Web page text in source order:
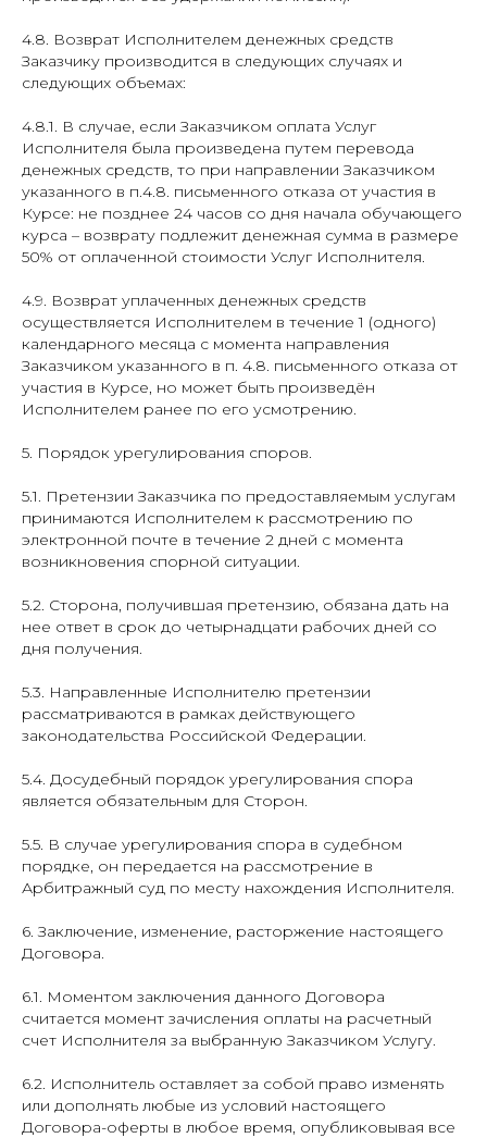
4.8. Возврат Исполнителем денежных средств
Заказчику производится в следующих случаях и
следующих объемах:
4.8.1. В случае, если Заказчиком оплата Услуг
Исполнителя была произведена путем перевода
денежных средств, то при направлении Заказчиком
указанного в п.4.8. письменного отказа от участия в
Курсе: не позднее 24 часов со дня начала обучающего
курса – возврату подлежит денежная сумма в размере
50% от оплаченной стоимости Услуг Исполнителя.
4.9. Возврат уплаченных денежных средств
осуществляется Исполнителем в течение 1 (одного)
календарного месяца с момента направления
Заказчиком указанного в п. 4.8. письменного отказа от
участия в Курсе, но может быть произведён
Исполнителем ранее по его усмотрению.
5. Порядок урегулирования споров.
5.1. Претензии Заказчика по предоставляемым услугам
принимаются Исполнителем к рассмотрению по
электронной почте в течение 2 дней с момента
возникновения спорной ситуации.
5.2. Сторона, получившая претензию, обязана дать на
нее ответ в срок до четырнадцати рабочих дней со
дня получения.
5.3. Направленные Исполнителю претензии
рассматриваются в рамках действующего
законодательства Российской Федерации.
5.4. Досудебный порядок урегулирования спора
является обязательным для Сторон.
5.5. В случае урегулирования спора в судебном
порядке, он передается на рассмотрение в
Арбитражный суд по месту нахождения Исполнителя.
6. Заключение, изменение, расторжение настоящего
Договора.
6.1. Моментом заключения данного Договора
считается момент зачисления оплаты на расчетный
счет Исполнителя за выбранную Заказчиком Услугу.
6.2. Исполнитель оставляет за собой право изменять
или дополнять любые из условий настоящего
Договора-оферты в любое время, опубликовывая все